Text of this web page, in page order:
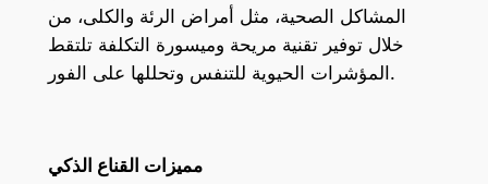
المشاكل الصحية، مثل أمراض الرئة والكلى، من
خلال توفير تقنية مريحة وميسورة التكلفة تلتقط
المؤشرات الحيوية للتنفس وتحللها على الفور.
مميزات القناع الذكي